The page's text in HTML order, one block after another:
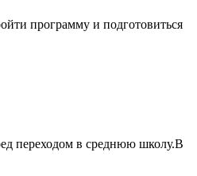
программу и подготовиться
переходом в среднюю школу.В